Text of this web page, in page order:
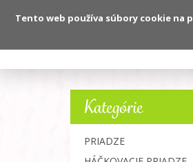
Kategórie
PRIADZE
Tento web používa súbory cookie na